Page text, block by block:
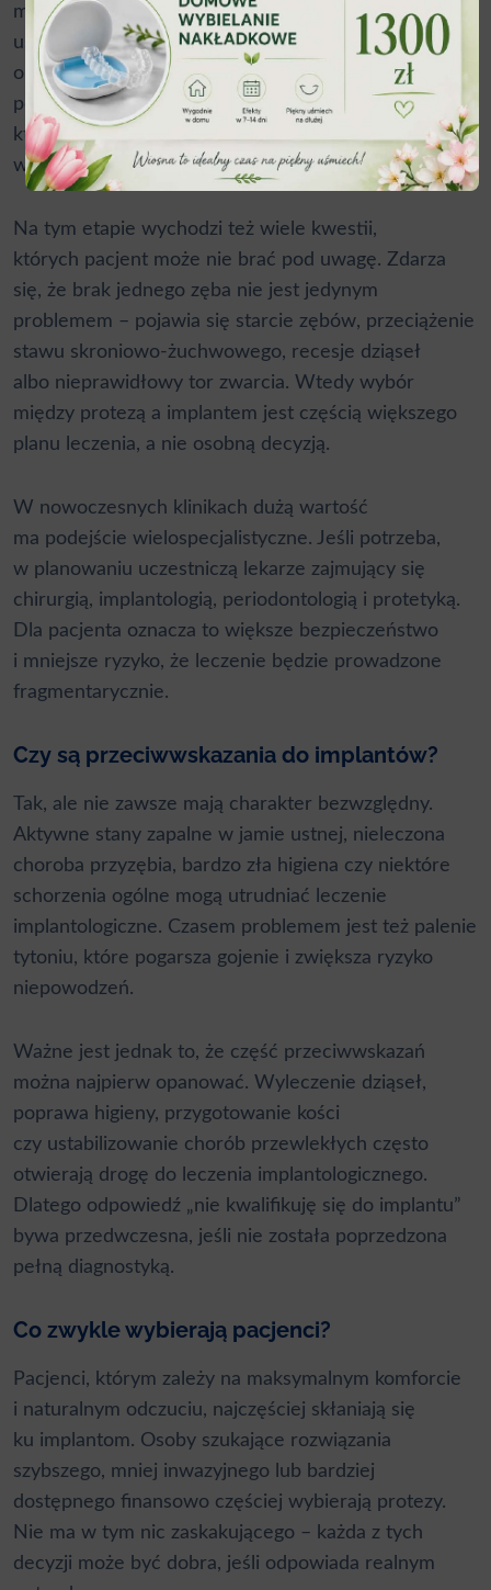
metody. Podczas konsultacji lekarz ocenia stan jamy
ustnej, liczbę braków, zgryz, stan dziąseł i kości
oraz ewentualne przeciwwskazania. Często
potrzebna jestdiagnostyka radiologiczna
która pokazuje, czy implant można bezpiecznie
wszczepić i jak zaplanować odbudowę.
Na tym etapie wychodzi też wiele kwestii,
których pacjent może nie brać pod uwagę. Zdarza
się, że brak jednego zęba nie jest jedynym
problemem – pojawia się starcie zębów, przeciążenie
stawu skroniowo-żuchwowego, recesje dziąseł
albo nieprawidłowy tor zwarcia. Wtedy wybór
między protezą a implantem jest częścią większego
planu leczenia, a nie osobną decyzją.
W nowoczesnych klinikach dużą wartość
ma podejście wielospecjalistyczne. Jeśli potrzeba,
w planowaniu uczestniczą lekarze zajmujący się
chirurgią, implantologią, periodontologią i protetyką.
Dla pacjenta oznacza to większe bezpieczeństwo
i mniejsze ryzyko, że leczenie będzie prowadzone
fragmentarycznie.
Czy są przeciwwskazania do implantów?
Tak, ale nie zawsze mają charakter bezwzględny.
Aktywne stany zapalne w jamie ustnej, nieleczona
choroba przyzębia, bardzo zła higiena czy niektóre
schorzenia ogólne mogą utrudniać leczenie
implantologiczne. Czasem problemem jest też palenie
tytoniu, które pogarsza gojenie i zwiększa ryzyko
niepowodzeń.
Ważne jest jednak to, że część przeciwwskazań
można najpierw opanować. Wyleczenie dziąseł,
poprawa higieny, przygotowanie kości
czy ustabilizowanie chorób przewlekłych często
otwierają drogę do leczenia implantologicznego.
Dlatego odpowiedź „nie kwalifikuję się do implantu”
bywa przedwczesna, jeśli nie została poprzedzona
pełną diagnostyką.
Co zwykle wybierają pacjenci?
Pacjenci, którym zależy na maksymalnym komforcie
i naturalnym odczuciu, najczęściej skłaniają się
ku implantom. Osoby szukające rozwiązania
szybszego, mniej inwazyjnego lub bardziej
dostępnego finansowo częściej wybierają protezy.
Nie ma w tym nic zaskakującego – każda z tych
decyzji może być dobra, jeśli odpowiada realnym